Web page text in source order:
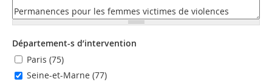
Département-s d’intervention
Paris (75)
Seine-et-Marne (77)